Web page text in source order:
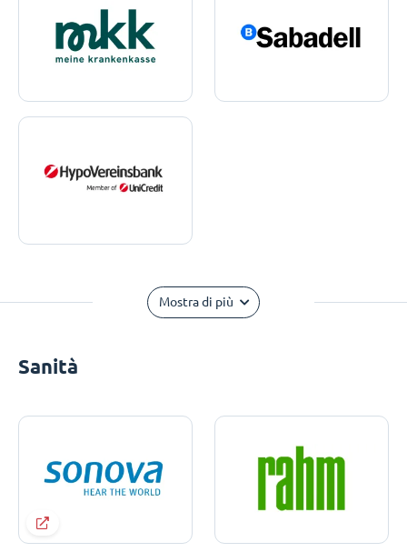
Mostra di più
Sanità